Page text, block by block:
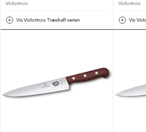
Victorinox
Vis Victorinox Træskaft serien
Victorinox
Vis